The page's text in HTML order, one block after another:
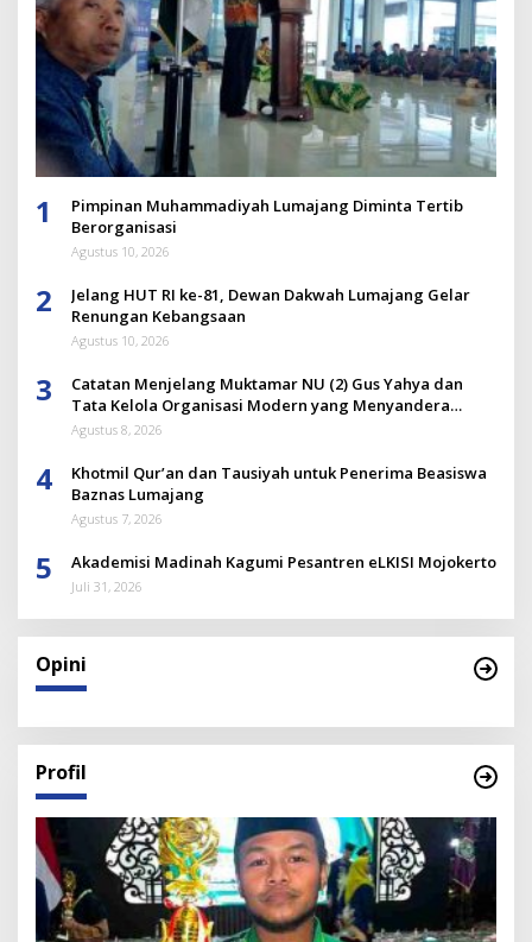
1
Pimpinan Muhammadiyah Lumajang Diminta Tertib
Berorganisasi
Agustus 10, 2026
2
Jelang HUT RI ke-81, Dewan Dakwah Lumajang Gelar
Renungan Kebangsaan
Agustus 10, 2026
3
Catatan Menjelang Muktamar NU (2) Gus Yahya dan
Tata Kelola Organisasi Modern yang Menyandera
Dirinya
Agustus 8, 2026
4
Khotmil Qur’an dan Tausiyah untuk Penerima Beasiswa
Baznas Lumajang
Agustus 7, 2026
5 Akademisi Madinah Kagumi Pesantren eLKISI Mojokerto
Juli 31, 2026
Opini
Profil